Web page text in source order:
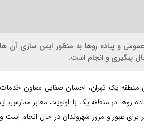
و پیاده روها به منظور ایمن سازی آن ها
پیگیری و انجام است.
منطقه یک تهران، احسان صفایی معاون
روها در منطقه یک با اولویت معابر مدارس،
برای عبور و مرور شهروندان در حال انجام است